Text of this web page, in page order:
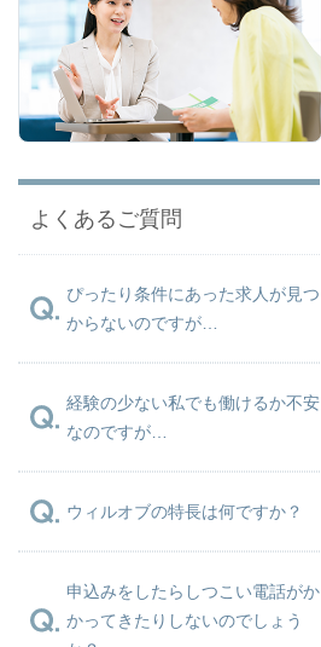
よくあるご質問
ぴったり条件にあった求人が見つ
からないのですが…
経験の少ない私でも働けるか不安
なのですが…
ウィルオブの特長は何ですか？
申込みをしたらしつこい電話がか
かってきたりしないのでしょう